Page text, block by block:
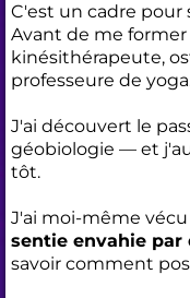
C'est un cadre pour
Avant de me former
kinésithérapeute,
professeure de
J'ai découvert le
géobiologie — et
tôt.
J'ai moi-même
sentie envahie par
savoir comment